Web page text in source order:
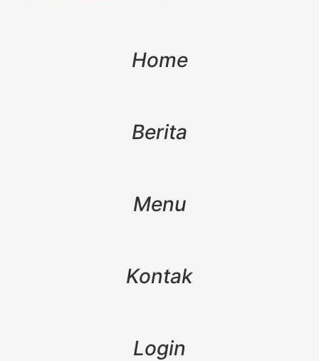
Home
Berita
Menu
Kontak
Login